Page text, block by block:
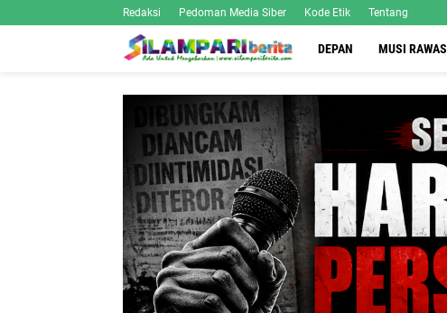
Redaksi Pedoman Media Siber Kode Etik Tentang
DEPAN MUSI RAWAS